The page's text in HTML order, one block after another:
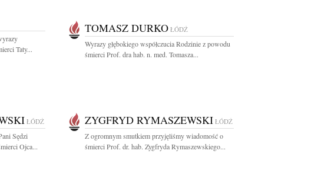
Taty...
TOMASZ DURKO ŁÓDŹ
Wyrazy głębokiego współczucia Rodzinie z powodu
śmierci Prof. dra hab. n. med. Tomasza...
ŁÓDŹ
Sędzi
Ojca...
ZYGFRYD RYMASZEWSKI ŁÓDŹ
Z ogromnym smutkiem przyjęliśmy wiadomość o
śmierci Prof. dr. hab. Zygfryda Rymaszewskiego...